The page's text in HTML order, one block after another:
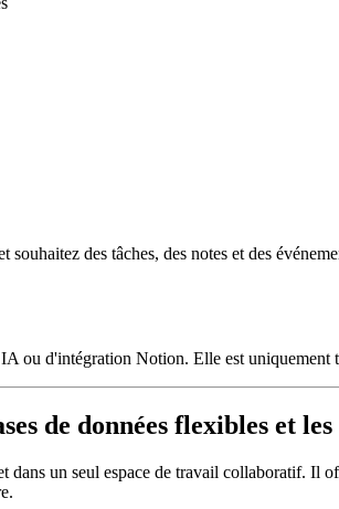
des tâches, des notes et des
ou d'intégration Notion. Elle est uniquement
de données flexibles et les
un seul espace de travail collaboratif. Il